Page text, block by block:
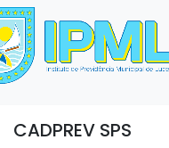
CADPREV SPS